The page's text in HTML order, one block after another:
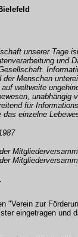
unserer Tage
und
der Menschen
weltweite
unabhängig
für
einzelne
"Verein zur
eingetragen